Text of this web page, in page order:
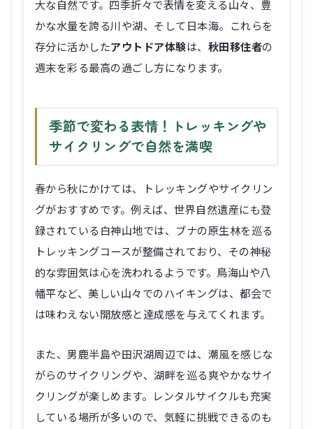
大な自然です。四季折々で表情を変える山々、豊
かな水量を誇る川や湖、そして日本海。これらを
存分に活かしたアウトドア体験は、 秋田移住者の
週末を彩る最高の過ごし方になります。
季節で変わる表情！トレッキングや
サイクリングで自然を満喫
春から秋にかけては、トレッキングやサイクリン
グがおすすめです。例えば、世界自然遺産にも登
録されている白神山地では、ブナの原生林を巡る
トレッキングコースが整備されており、その神秘
的な雰囲気は心を洗われるようです。鳥海山や八
幡平など、美しい山々でのハイキングは、都会で
は味わえない開放感と達成感を与えてくれます。
また、男鹿半島や田沢湖周辺では、潮風を感じな
がらのサイクリングや、湖畔を巡る爽やかなサイ
クリングが楽しめます。レンタルサイクルも充実
している場所が多いので、気軽に挑戦できるのも